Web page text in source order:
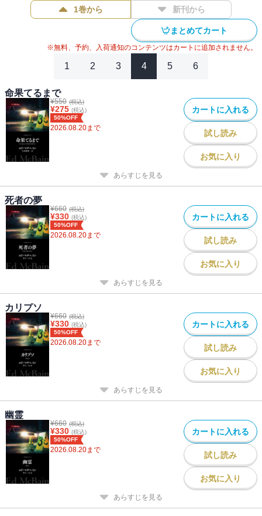
1巻から 新刊から
まとめてカート
※無料、予約、入荷通知のコンテンツはカートに追加されません。
1 2 3 4 5 6
命果てるまで
¥550 (税込)
¥275 (税込)
50%OFF
2026.08.20まで
カートに入れる
試し読み
お気に入り
あらすじを見る
死者の夢
¥660 (税込)
¥330 (税込)
50%OFF
2026.08.20まで
カートに入れる
試し読み
お気に入り
あらすじを見る
カリプソ
¥660 (税込)
¥330 (税込)
50%OFF
2026.08.20まで
カートに入れる
試し読み
お気に入り
あらすじを見る
幽霊
¥660 (税込)
¥330 (税込)
50%OFF
2026.08.20まで
カートに入れる
試し読み
お気に入り
あらすじを見る